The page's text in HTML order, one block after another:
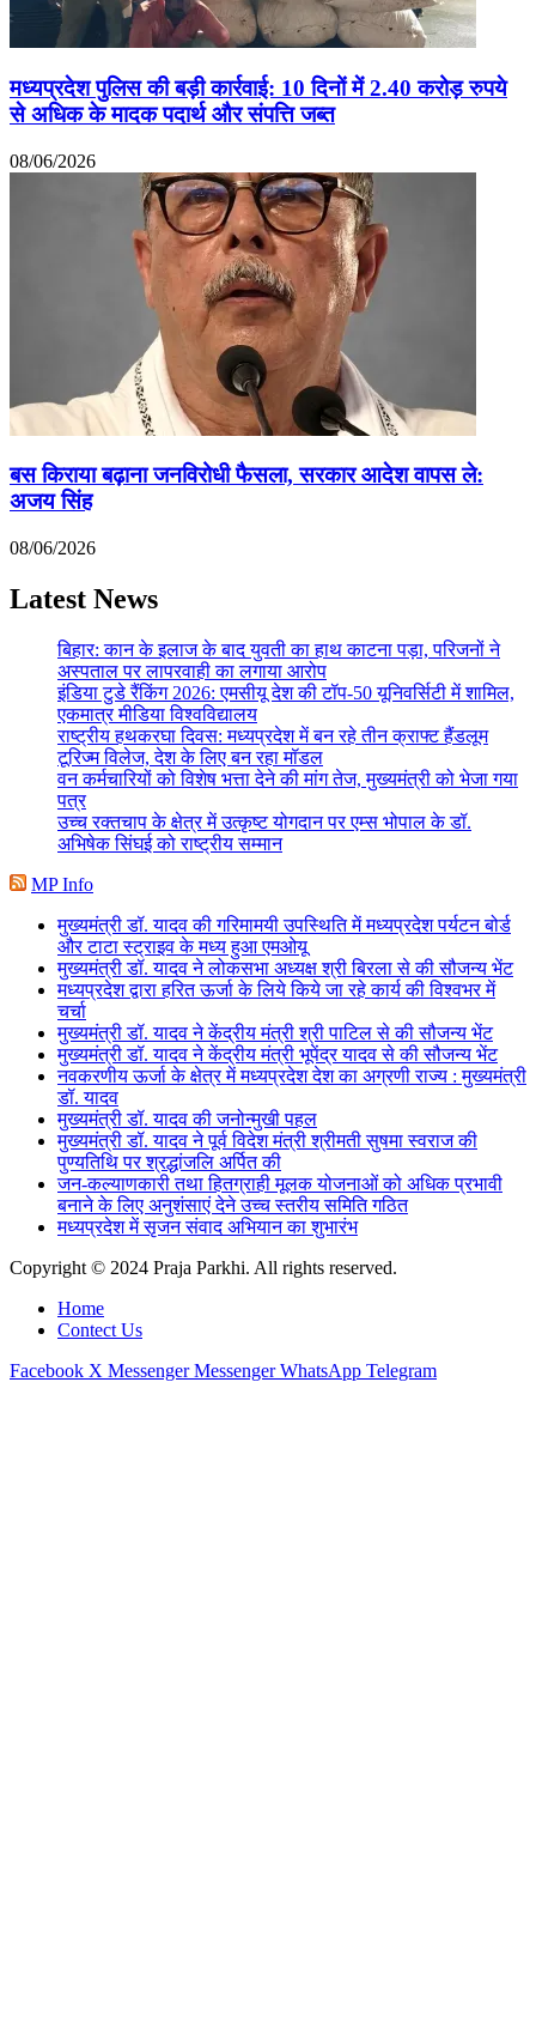
मध्यप्रदेश पुलिस की बड़ी कार्रवाई: 10 दिनों में 2.40 करोड़ रुपये
से अधिक के मादक पदार्थ और संपत्ति जब्त
08/06/2026
बस किराया बढ़ाना जनविरोधी फैसला, सरकार आदेश वापस ले:
अजय सिंह
08/06/2026
Latest News
बिहार: कान के इलाज के बाद युवती का हाथ काटना पड़ा, परिजनों ने
अस्पताल पर लापरवाही का लगाया आरोप
इंडिया टुडे रैंकिंग 2026: एमसीयू देश की टॉप-50 यूनिवर्सिटी में शामिल,
एकमात्र मीडिया विश्वविद्यालय
राष्ट्रीय हथकरघा दिवस: मध्यप्रदेश में बन रहे तीन क्राफ्ट हैंडलूम
टूरिज्म विलेज, देश के लिए बन रहा मॉडल
वन कर्मचारियों को विशेष भत्ता देने की मांग तेज, मुख्यमंत्री को भेजा गया
पत्र
उच्च रक्तचाप के क्षेत्र में उत्कृष्ट योगदान पर एम्स भोपाल के डॉ.
अभिषेक सिंघई को राष्ट्रीय सम्मान
MP Info
मुख्यमंत्री डॉ. यादव की गरिमामयी उपस्थिति में मध्यप्रदेश पर्यटन बोर्ड
और टाटा स्ट्राइव के मध्य हुआ एमओयू
मुख्यमंत्री डॉ. यादव ने लोकसभा अध्यक्ष श्री बिरला से की सौजन्य भेंट
मध्यप्रदेश द्वारा हरित ऊर्जा के लिये किये जा रहे कार्य की विश्वभर में
चर्चा
मुख्यमंत्री डॉ. यादव ने केंद्रीय मंत्री श्री पाटिल से की सौजन्य भेंट
मुख्यमंत्री डॉ. यादव ने केंद्रीय मंत्री भूपेंद्र यादव से की सौजन्य भेंट
नवकरणीय ऊर्जा के क्षेत्र में मध्यप्रदेश देश का अग्रणी राज्य : मुख्यमंत्री
डॉ. यादव
मुख्यमंत्री डॉ. यादव की जनोन्मुखी पहल
मुख्यमंत्री डॉ. यादव ने पूर्व विदेश मंत्री श्रीमती सुषमा स्वराज की
पुण्यतिथि पर श्रद्धांजलि अर्पित की
जन-कल्याणकारी तथा हितग्राही मूलक योजनाओं को अधिक प्रभावी
बनाने के लिए अनुशंसाएं देने उच्च स्तरीय समिति गठित
मध्यप्रदेश में सृजन संवाद अभियान का शुभारंभ
Copyright © 2024 Praja Parkhi. All rights reserved.
Home
Contect Us
Facebook X Messenger Messenger WhatsApp Telegram